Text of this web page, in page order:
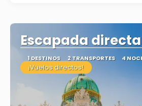
Escapada
1 DESTINOS 2 TRANSPORTES 4
¡Vuelos directos!